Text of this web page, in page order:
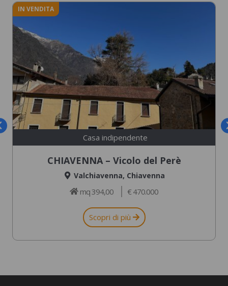
IN VENDITA
Casa indipendente
CHIAVENNA – Vicolo del Perè
Valchiavenna, Chiavenna
mq 394,00 € 470.000
Scopri di più